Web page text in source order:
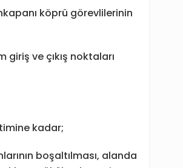
köprü görevlilerinin
ve çıkış noktaları
kadar;
boşaltılması, alanda